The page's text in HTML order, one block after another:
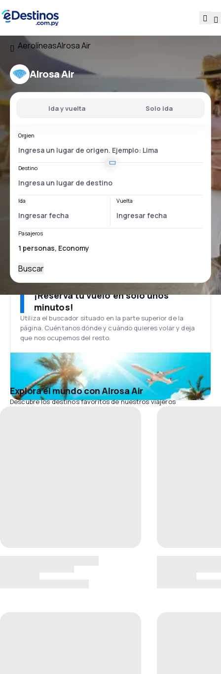
AerolíneasAlrosa Air
Alrosa Air
Ida y vuelta Solo ida
Orgien
Destino
Ida Vuelta
Pasajeros
Buscar
¡Reserva tu vuelo en solo unos
minutos!
Utiliza el buscador situado en la parte superior de la
página. Cuéntanos dónde y cuándo quieres volar y deja
que nos ocupemos del resto.
Explora el mundo con Alrosa Air
Descubre los destinos favoritos de nuestros viajeros